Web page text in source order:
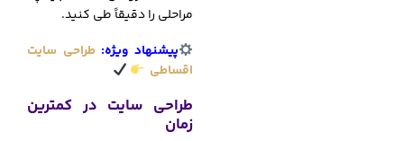
مراحلی را دقیقاً طی کنید.
پیشنهاد ویژه: طراحی سایت
اقساطی
طراحی سایت در کمترین
زمان